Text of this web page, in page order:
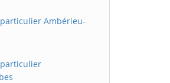
Ambérieu-